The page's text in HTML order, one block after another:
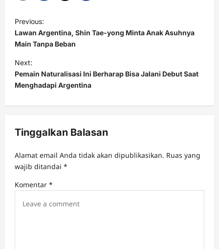
o
s
t
n
a
v
g
a
t
i
Previous:
Lawan Argentina, Shin Tae-yong Minta Anak Asuhnya
Main Tanpa Beban
Next:
Pemain Naturalisasi Ini Berharap Bisa Jalani Debut Saat
Menghadapi Argentina
Tinggalkan Balasan
Alamat email Anda tidak akan dipublikasikan. Ruas yang
wajib ditandai *
Komentar *